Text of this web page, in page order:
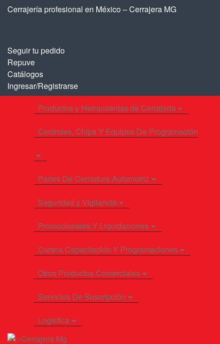
Saltar
Saltar
Cerrajería profesional en México – Cerrajera MG
Seguir tu pedido
Repuve
Catálogos
Ingresar/Registrarse
Productos y Herramientas de Cerrajeria
Controles, Chips Y Equipos De Programación
Partes De Cerradura Automotriz
Seguridad y Vigilancia
Promocionales Y Liquidaciones
Cursos Capacitación Y Programaciones
Otros Productos Comerciales
Servicios De Suscripción
Logística